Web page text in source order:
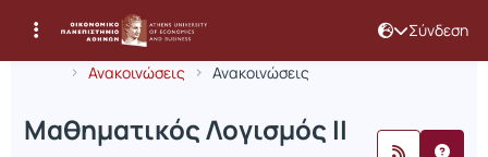
Σύνδεση
Αρχική Σελίδα
Ανακοινώσεις
Ανακοινώσεις
Μάθημα : Μαθηματικός Λογισμός ΙΙ
Κωδικός : STAT237
Μαθηματικός Λογισμός ΙΙ